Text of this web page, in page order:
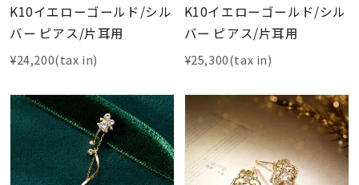
K10イエローゴールド/シル
バー ピアス/片耳用
¥24,200(tax in)
K10イエローゴールド/シル
バー ピアス/片耳用
¥25,300(tax in)